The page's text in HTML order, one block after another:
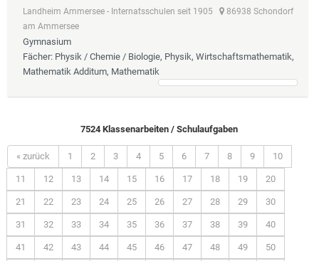
Landheim Ammersee - Internatsschulen seit 1905
86938 Schondorf
am Ammersee
Gymnasium
Fächer: Physik / Chemie / Biologie, Physik, Wirtschaftsmathematik,
Mathematik Additum, Mathematik
7524 Klassenarbeiten / Schulaufgaben
« zurück 1 2 3 4 5 6 7 8 9 10
11 12 13 14 15 16 17 18 19 20
21 22 23 24 25 26 27 28 29 30
31 32 33 34 35 36 37 38 39 40
41 42 43 44 45 46 47 48 49 50